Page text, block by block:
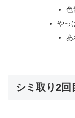
色
やっ
シミ取り2